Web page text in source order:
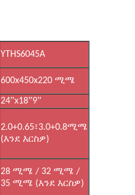
YTHS6045A
600x450x220 ሚሜ
24”x18”9”
2.0+0.65፣3.0+0.8ሚሜ
(እንደ እርስዎ)
28 ሚሜ / 32 ሚሜ /
35 ሚሜ (እንደ እርስዎ)